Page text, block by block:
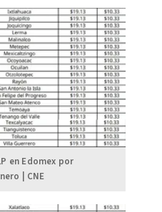
en Edomex por
| CNE